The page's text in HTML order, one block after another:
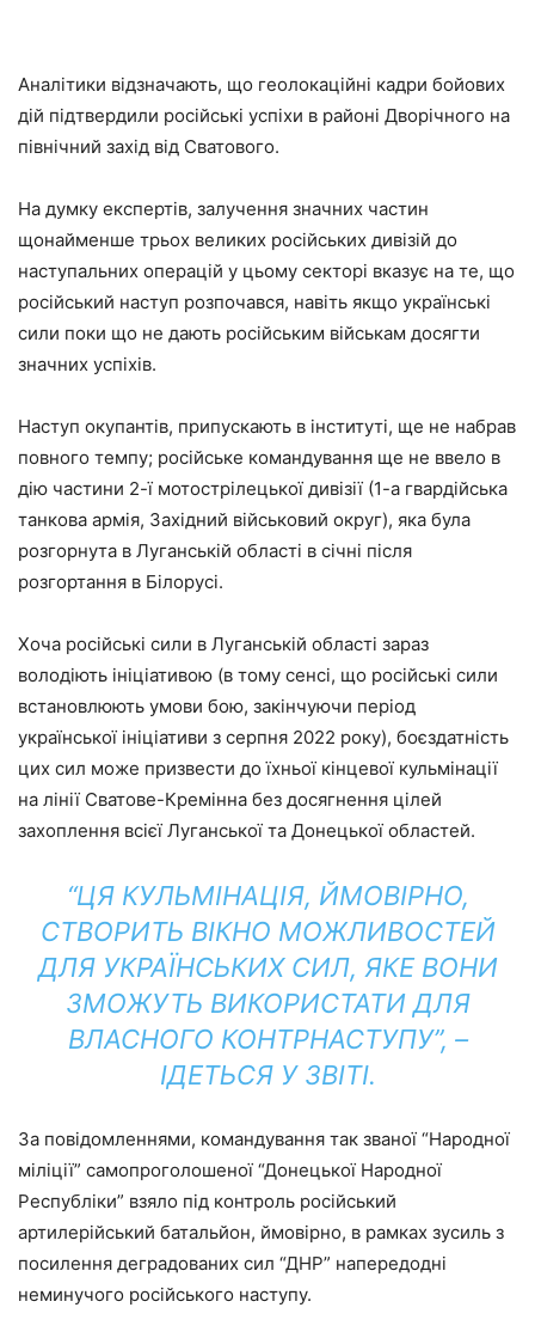
Аналітики відзначають, що геолокаційні кадри бойових
дій підтвердили російські успіхи в районі Дворічного на
північний захід від Сватового.
На думку експертів, залучення значних частин
щонайменше трьох великих російських дивізій до
наступальних операцій у цьому секторі вказує на те, що
російський наступ розпочався, навіть якщо українські
сили поки що не дають російським військам досягти
значних успіхів.
Наступ окупантів, припускають в інституті, ще не набрав
повного темпу; російське командування ще не ввело в
дію частини 2-ї мотострілецької дивізії (1-а гвардійська
танкова армія, Західний військовий округ), яка була
розгорнута в Луганській області в січні після
розгортання в Білорусі.
Хоча російські сили в Луганській області зараз
володіють ініціативою (в тому сенсі, що російські сили
встановлюють умови бою, закінчуючи період
української ініціативи з серпня 2022 року), боєздатність
цих сил може призвести до їхньої кінцевої кульмінації
на лінії Сватове-Кремінна без досягнення цілей
захоплення всієї Луганської та Донецької областей.
“ЦЯ КУЛЬМІНАЦІЯ, ЙМОВІРНО,
СТВОРИТЬ ВІКНО МОЖЛИВОСТЕЙ
ДЛЯ УКРАЇНСЬКИХ СИЛ, ЯКЕ ВОНИ
ЗМОЖУТЬ ВИКОРИСТАТИ ДЛЯ
ВЛАСНОГО КОНТРНАСТУПУ”, –
ІДЕТЬСЯ У ЗВІТІ.
За повідомленнями, командування так званої “Народної
міліції” самопроголошеної “Донецької Народної
Республіки” взяло під контроль російський
артилерійський батальйон, ймовірно, в рамках зусиль з
посилення деградованих сил “ДНР” напередодні
неминучого російського наступу.